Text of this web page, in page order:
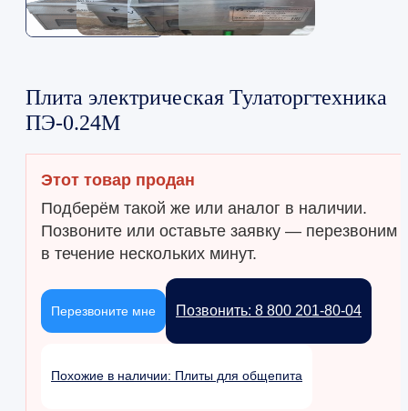
Плита электрическая Тулаторгтехника
ПЭ-0.24М
Этот товар продан
Подберём такой же или аналог в наличии.
Позвоните или оставьте заявку — перезвоним
в течение нескольких минут.
Позвонить: 8 800 201-80-04
Перезвоните мне
Похожие в наличии: Плиты для общепита